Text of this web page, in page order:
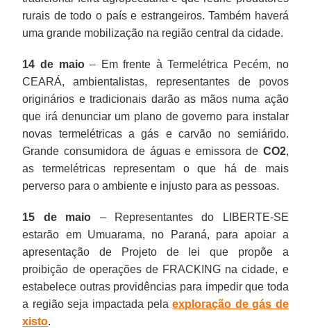
rurais de todo o país e estrangeiros. Também haverá
uma grande mobilização na região central da cidade.
14 de maio– Em frente à Termelétrica Pecém, no
CEARÁ, ambientalistas, representantes de povos
originários e tradicionais darão as mãos numa ação
que irá denunciar um plano de governo para instalar
novas termelétricas a gás e carvão no semiárido.
Grande consumidora de águas e emissora de CO2,
as termelétricas representam o que há de mais
perverso para o ambiente e injusto para as pessoas.
15 de maio – Representantes do LIBERTE-SE
estarão em Umuarama, no Paraná, para apoiar a
apresentação de Projeto de lei que propõe a
proibição de operações de FRACKING na cidade, e
estabelece outras providências para impedir que toda
a região seja impactada pelaexploração de gás de
xisto.